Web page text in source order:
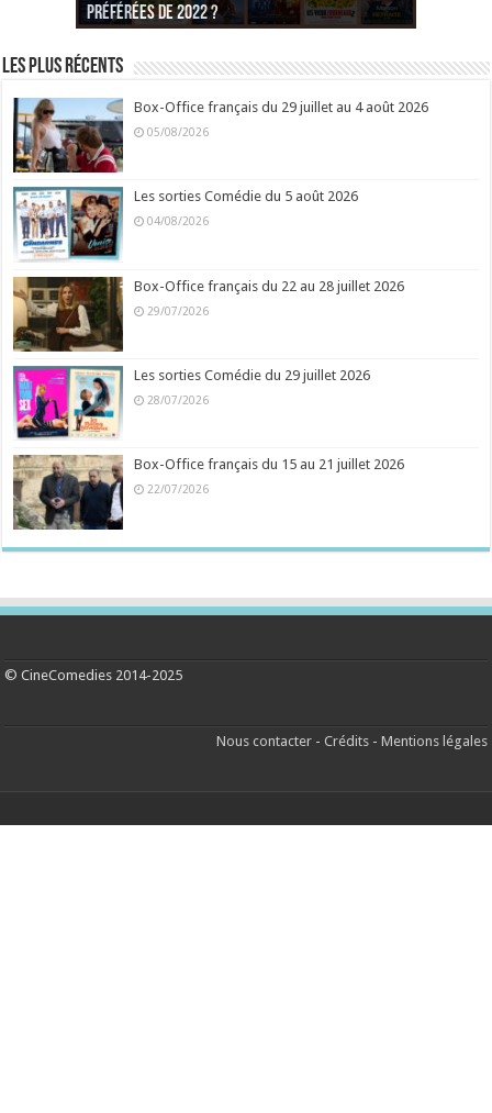
préférées de 2022 ?
Noël est une ordure ?
préférées de 2021 ?
Quel est votre « Gendarme » préféré ?
préférées ?
Quel est votre « Tati » préféré ?
Quel est votre « bronzé » préféré ?
Les plus récents
Box-Office français du 29 juillet au 4 août 2026
05/08/2026
Les sorties Comédie du 5 août 2026
04/08/2026
Box-Office français du 22 au 28 juillet 2026
29/07/2026
Les sorties Comédie du 29 juillet 2026
28/07/2026
Box-Office français du 15 au 21 juillet 2026
22/07/2026
© CineComedies 2014-2025
Nous contacter- Crédits- Mentions légales